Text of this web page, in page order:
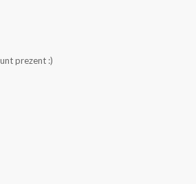
prezent :)